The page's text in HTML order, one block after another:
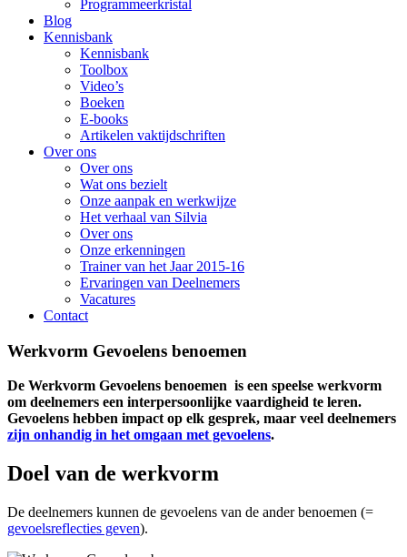
Programmeerkristal
Blog
Kennisbank
Kennisbank
Toolbox
Video’s
Boeken
E-books
Artikelen vaktijdschriften
Over ons
Over ons
Wat ons bezielt
Onze aanpak en werkwijze
Het verhaal van Silvia
Over ons
Onze erkenningen
Trainer van het Jaar 2015-16
Ervaringen van Deelnemers
Vacatures
Contact
Werkvorm Gevoelens benoemen
De Werkvorm Gevoelens benoemen is een speelse werkvorm
om deelnemers een interpersoonlijke vaardigheid te leren.
Gevoelens hebben impact op elk gesprek, maar veel deelnemers
zijn onhandig in het omgaan met gevoelens.
Doel van de werkvorm
De deelnemers kunnen de gevoelens van de ander benoemen (=
gevoelsreflecties geven).